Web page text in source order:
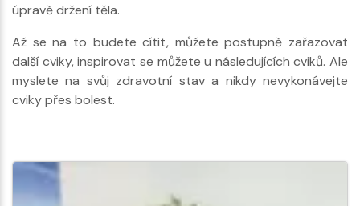
úpravě držení těla.
Až se na to budete cítit, můžete postupně zařazovat
další cviky, inspirovat se můžete u následujících cviků. Ale
myslete na svůj zdravotní stav a nikdy nevykonávejte
cviky přes bolest.